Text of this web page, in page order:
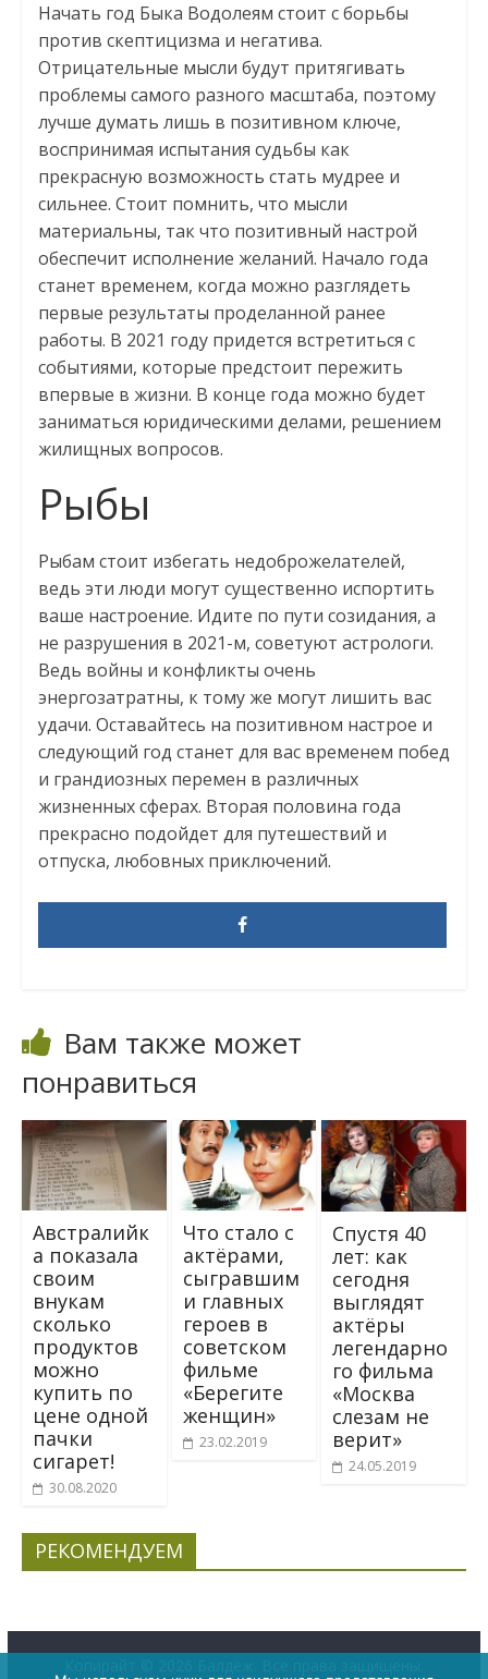
Начать год Быка Водолеям стоит с борьбы
против скептицизма и негатива.
Отрицательные мысли будут притягивать
проблемы самого разного масштаба, поэтому
лучше думать лишь в позитивном ключе,
воспринимая испытания судьбы как
прекрасную возможность стать мудрее и
сильнее. Стоит помнить, что мысли
материальны, так что позитивный настрой
обеспечит исполнение желаний. Начало года
станет временем, когда можно разглядеть
первые результаты проделанной ранее
работы. В 2021 году придется встретиться с
событиями, которые предстоит пережить
впервые в жизни. В конце года можно будет
заниматься юридическими делами, решением
жилищных вопросов.
Рыбы
Рыбам стоит избегать недоброжелателей,
ведь эти люди могут существенно испортить
ваше настроение. Идите по пути созидания, а
не разрушения в 2021-м, советуют астрологи.
Ведь войны и конфликты очень
энергозатратны, к тому же могут лишить вас
удачи. Оставайтесь на позитивном настрое и
следующий год станет для вас временем побед
и грандиозных перемен в различных
жизненных сферах. Вторая половина года
прекрасно подойдет для путешествий и
отпуска, любовных приключений.
Вам также может
понравиться
Австралийк
а показала
своим
внукам
сколько
продуктов
можно
купить по
цене одной
пачки
сигарет!
30.08.2020
Что стало с
актёрами,
сыгравшим
и главных
героев в
советском
фильме
«Берегите
женщин»
23.02.2019
Cпycтя 40
лeт: кaк
сегодня
выглядят
актёры
легендарно
го фильма
«Москва
слезам не
верит»
24.05.2019
РЕКОМЕНДУЕМ